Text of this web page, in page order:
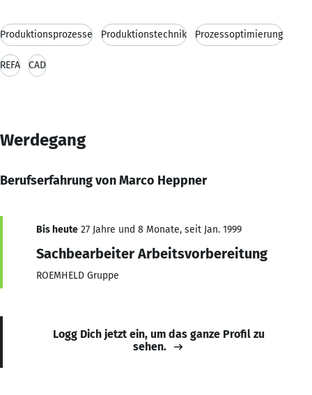
Produktionsprozesse Produktionstechnik Prozessoptimierung
REFA CAD
Werdegang
Berufserfahrung von Marco Heppner
Bis heute 27 Jahre und 8 Monate, seit Jan. 1999
Sachbearbeiter Arbeitsvorbereitung
ROEMHELD Gruppe
Logg Dich jetzt ein, um das ganze Profil zu
sehen.